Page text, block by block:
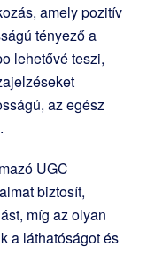
amely pozitív
tényező a
lehetővé teszi,
az egész
UGC
biztosít,
míg az olyan
a láthatóságot és